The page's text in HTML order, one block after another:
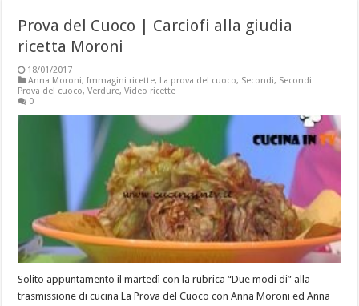
Prova del Cuoco | Carciofi alla giudia
ricetta Moroni
18/01/2017
Anna Moroni,Immagini ricette, La prova del cuoco, Secondi, Secondi
Prova del cuoco,Verdure,Video ricette
0
Solito appuntamento il martedì con la rubrica “Due modi di” alla
trasmissione di cucina La Prova del Cuoco con Anna Moroni ed Anna